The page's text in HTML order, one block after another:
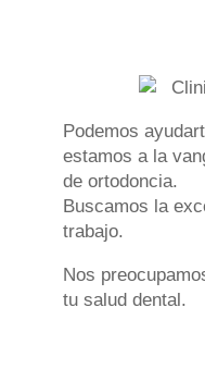
Podemos
estamos a la
de ortodoncia.
Buscamos la
trabajo.
Nos
tusalud dental.